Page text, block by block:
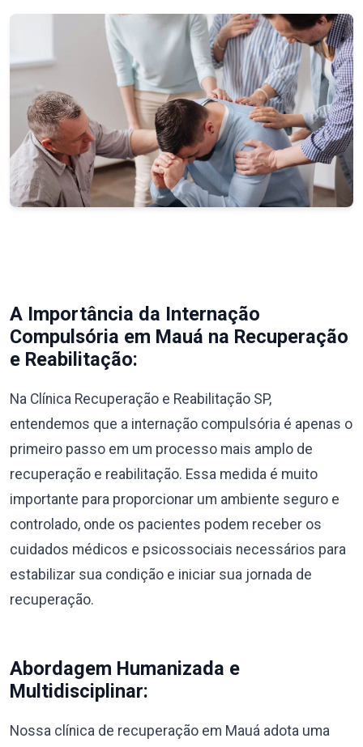
A Importância da Internação
Compulsória em Mauá na Recuperação
e Reabilitação:
Na Clínica Recuperação e Reabilitação SP,
entendemos que a internação compulsória é apenas o
primeiro passo em um processo mais amplo de
recuperação e reabilitação. Essa medida é muito
importante para proporcionar um ambiente seguro e
controlado, onde os pacientes podem receber os
cuidados médicos e psicossociais necessários para
estabilizar sua condição e iniciar sua jornada de
recuperação.
Abordagem Humanizada e
Multidisciplinar:
Nossa clínica de recuperação em Mauá adota uma